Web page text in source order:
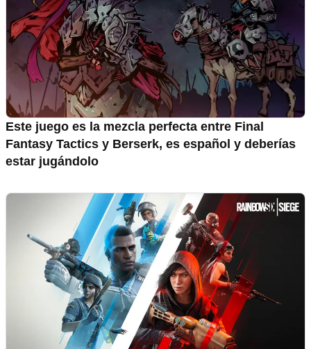
Este juego es la mezcla perfecta entre Final
Fantasy Tactics y Berserk, es español y deberías
estar jugándolo